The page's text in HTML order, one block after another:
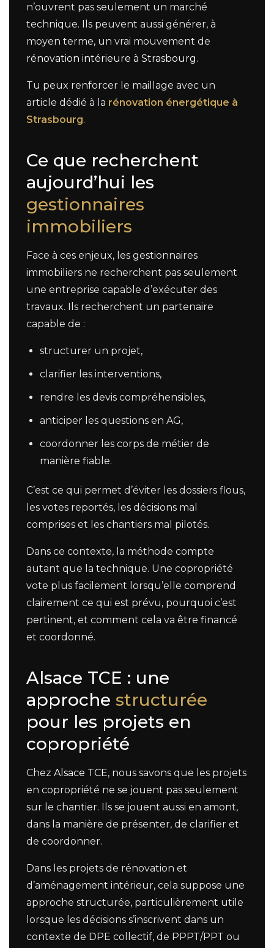
n’ouvrent pas seulement un marché
technique. Ils peuvent aussi générer, à
moyen terme, un vrai mouvement de
rénovation intérieure à Strasbourg.
Tu peux renforcer le maillage avec un
article dédié à la rénovation énergétique à
Strasbourg.
Ce que recherchent
aujourd’hui les
gestionnaires
immobiliers
Face à ces enjeux, les gestionnaires
immobiliers ne recherchent pas seulement
une entreprise capable d’exécuter des
travaux. Ils recherchent un partenaire
capable de :
structurer un projet,
clarifier les interventions,
rendre les devis compréhensibles,
anticiper les questions en AG,
coordonner les corps de métier de
manière fiable.
C’est ce qui permet d’éviter les dossiers flous,
les votes reportés, les décisions mal
comprises et les chantiers mal pilotés.
Dans ce contexte, la méthode compte
autant que la technique. Une copropriété
vote plus facilement lorsqu’elle comprend
clairement ce qui est prévu, pourquoi c’est
pertinent, et comment cela va être financé
et coordonné.
Alsace TCE : une
approche structurée
pour les projets en
copropriété
Chez Alsace TCE, nous savons que les projets
en copropriété ne se jouent pas seulement
sur le chantier. Ils se jouent aussi en amont,
dans la manière de présenter, de clarifier et
de coordonner.
Dans les projets de rénovation et
d’aménagement intérieur, cela suppose une
approche structurée, particulièrement utile
lorsque les décisions s’inscrivent dans un
contexte de DPE collectif, de PPPT/PPT ou